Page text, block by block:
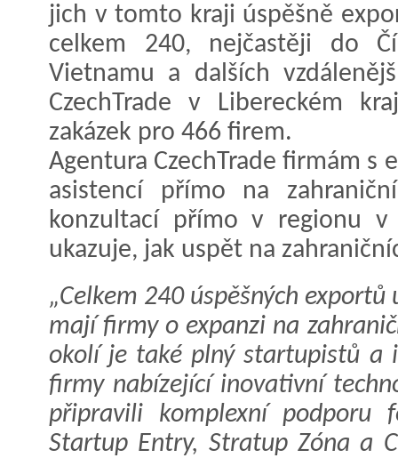
jich v tomto kraji úspěšně
celkem 240, nejčastěji do
Vietnamu a dalších
CzechTrade v Libereckém
zakázek pro 466 firem.
Agentura CzechTrade firmám s
asistencí přímo na
konzultací přímo v regionu v
ukazuje, jak uspět na
„Celkem 240 úspěšných
mají firmy o expanzi na
okolí je také plný startupistů a
firmy nabízející inovativní
připravili komplexní podporu
Startup Entry, Stratup Zóna a